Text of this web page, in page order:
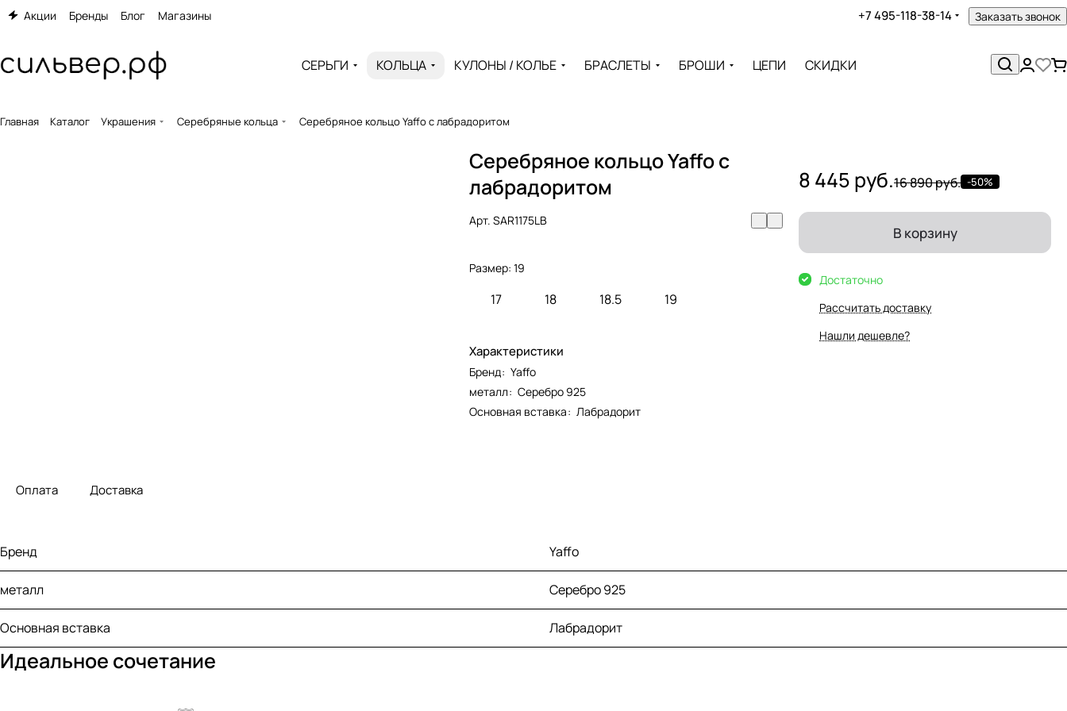
Акции Бренды Блог Магазины +7 495-118-38-14 Заказать звонок
СЕРЬГИ КОЛЬЦА КУЛОНЫ / КОЛЬЕ БРАСЛЕТЫ БРОШИ ЦЕПИ СКИДКИ
Главная Каталог Украшения Серебряные кольца Серебряное кольцо Yaffo с лабрадоритом
Серебряное кольцо Yaffo с
лабрадоритом
Арт.SAR1175LB
Размер:19
17 18 18.5 19
Характеристики
Бренд: Yaffo
металл: Серебро 925
Основная вставка: Лабрадорит
8 445 руб.16 890 руб. -50%
В корзину
Достаточно
Рассчитать доставку
Нашли дешевле?
Оплата Доставка
Бренд Yaffo
металл Серебро 925
Основная вставка Лабрадорит
Идеальное сочетание